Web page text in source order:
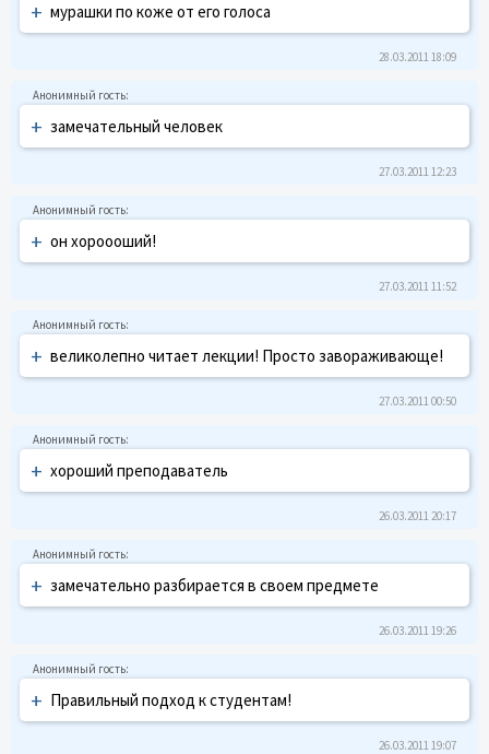
+ мурашки по коже от его голоса
28.03.2011 18:09
+ замечательный человек
27.03.2011 12:23
+ он хороооший!
27.03.2011 11:52
+ великолепно читает лекции! Просто завораживающе!
27.03.2011 00:50
+ хороший преподаватель
26.03.2011 20:17
+ замечательно разбирается в своем предмете
26.03.2011 19:26
+ Правильный подход к студентам!
26.03.2011 19:07